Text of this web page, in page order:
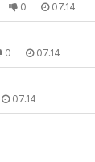
0 07.14
0 07.14
07.14